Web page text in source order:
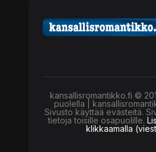
kansallisromantikko.fi ©
puolella |
Sivusto käyttää evästeitä.
tietoja toisille osapuolille.
klikkaamalla